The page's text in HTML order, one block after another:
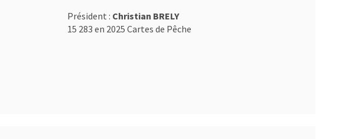
Président : Christian BRELY
15 283 en 2025 Cartes de Pêche